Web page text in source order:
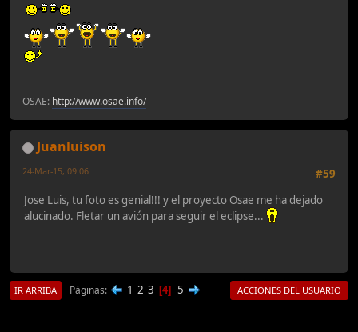
OSAE: http://www.osae.info/
Juanluison
#59
24-Mar-15, 09:06
Jose Luis, tu foto es genial!!! y el proyecto Osae me ha dejado
alucinado. Fletar un avión para seguir el eclipse...
IR ARRIBA Páginas 1 2 3 4 5 ACCIONES DEL USUARIO